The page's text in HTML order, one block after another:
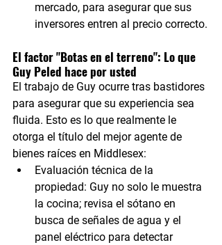
mercado, para asegurar que sus
inversores entren al precio correcto.
El factor "Botas en el terreno": Lo que
Guy Peled hace por usted
El trabajo de Guy ocurre tras bastidores
para asegurar que su experiencia sea
fluida. Esto es lo que realmente le
otorga el título del mejor agente de
bienes raíces en Middlesex:
Evaluación técnica de la
propiedad: Guy no solo le muestra
la cocina; revisa el sótano en
busca de señales de agua y el
panel eléctrico para detectar